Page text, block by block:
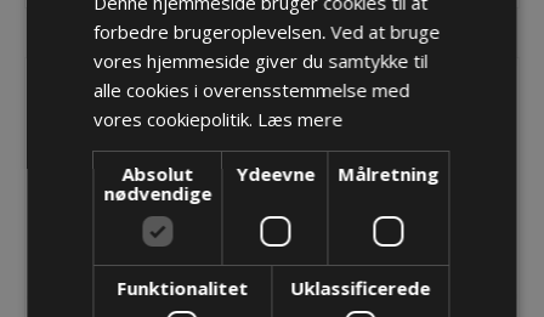
forbedre brugeroplevelsen. Ved at bruge
vores hjemmeside giver du samtykke til
alle cookies i overensstemmelse med
vores cookiepolitik. Læs mere
Absolut
nødvendige
Ydeevne Målretning
Funktionalitet Uklassificerede